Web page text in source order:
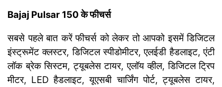
Bajaj Pulsar 150 के फीचर्स
सबसे पहले बात करें फीचर्स को लेकर तो आपको इसमें डिजिटल
इंस्ट्रूमेंट क्लस्टर, डिजिटल स्पीडोमीटर, एलईडी हैडलाइट, एंटी
लॉक ब्रेक सिस्टम, ट्यूबलेस टायर, एलॉय व्हील, डिजिटल ट्रिप
मीटर, LED हैडलाइट, यूएसबी चार्जिंग पोर्ट, ट्यूबलेस टायर,